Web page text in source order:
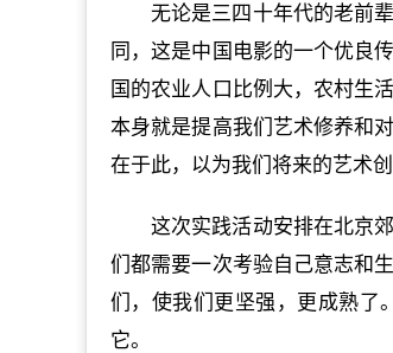
无论是三四十年代的老前
同，这是中国电影的一个优良
国的农业人口比例大，农村生
本身就是提高我们艺术修养和
在于此，以为我们将来的艺术
这次实践活动安排在北京
们都需要一次考验自己意志和
们，使我们更坚强，更成熟了
它。